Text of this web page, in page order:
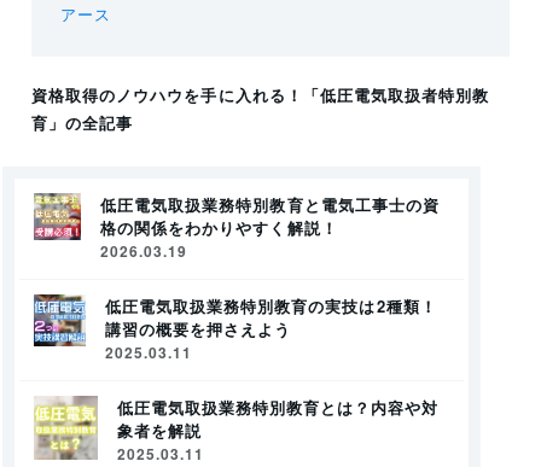
アース
資格取得のノウハウを手に入れる！
「低圧電気取扱者特別教
育」の全記事
低圧電気取扱業務特別教育と電気工事士の資
格の関係をわかりやすく解説！
2026.03.19
低圧電気取扱業務特別教育の実技は2種類！
講習の概要を押さえよう
2025.03.11
低圧電気取扱業務特別教育とは？内容や対
象者を解説
2025.03.11